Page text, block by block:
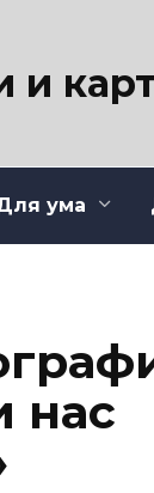
и
ума
нас